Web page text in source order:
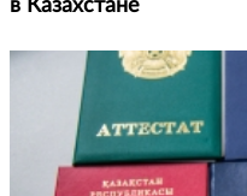
в Казахстане